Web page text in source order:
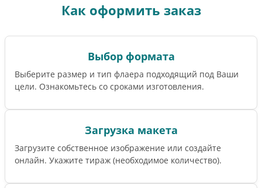
Как оформить заказ
Выбор формата
Выберите размер и тип флаера подходящий под Ваши
цели. Ознакомьтесь со сроками изготовления.
Загрузка макета
Загрузите собственное изображение или создайте
онлайн. Укажите тираж (необходимое количество).